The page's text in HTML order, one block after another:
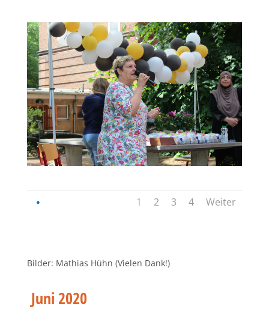
1 2 3 4 Weiter
Bilder: Mathias Hühn (Vielen Dank!)
Juni 2020